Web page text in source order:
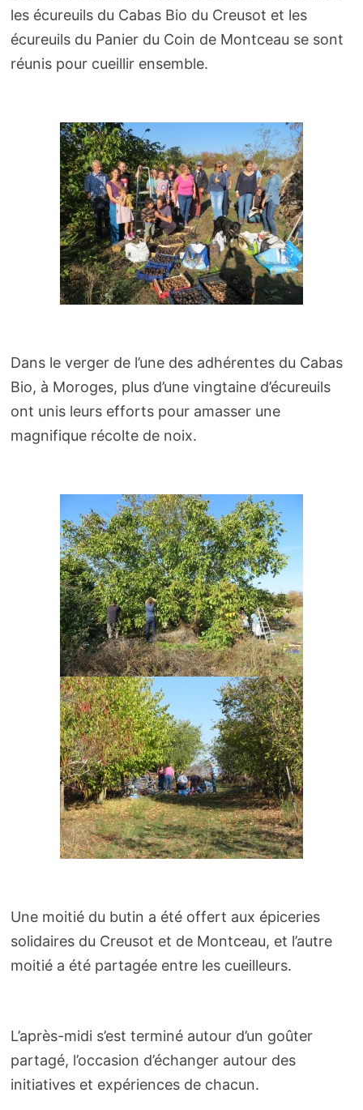
les écureuils du Cabas Bio du Creusot et les
écureuils du Panier du Coin de Montceau se sont
réunis pour cueillir ensemble.
Dans le verger de l’une des adhérentes du Cabas
Bio, à Moroges, plus d’une vingtaine d’écureuils
ont unis leurs efforts pour amasser une
magnifique récolte de noix.
Une moitié du butin a été offert aux épiceries
solidaires du Creusot et de Montceau, et l’autre
moitié a été partagée entre les cueilleurs.
L’après-midi s’est terminé autour d’un goûter
partagé, l’occasion d’échanger autour des
initiatives et expériences de chacun.